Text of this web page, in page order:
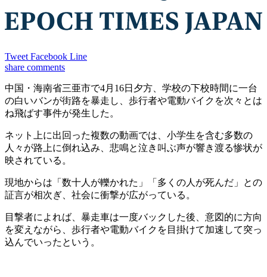
Tweet Facebook Line
share comments
中国・海南省三亜市で4月16日夕方、学校の下校時間に一台
の白いバンが街路を暴走し、歩行者や電動バイクを次々とは
ね飛ばす事件が発生した。
ネット上に出回った複数の動画では、小学生を含む多数の
人々が路上に倒れ込み、悲鳴と泣き叫ぶ声が響き渡る惨状が
映されている。
現地からは「数十人が轢かれた」「多くの人が死んだ」との
証言が相次ぎ、社会に衝撃が広がっている。
目撃者によれば、暴走車は一度バックした後、意図的に方向
を変えながら、歩行者や電動バイクを目掛けて加速して突っ
込んでいったという。